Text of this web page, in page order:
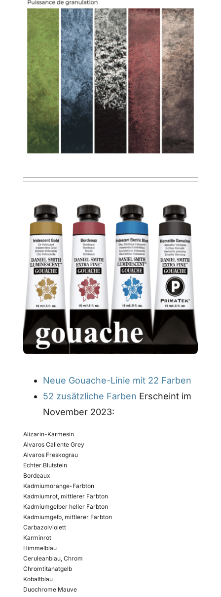
Neue Gouache-Linie mit 22 Farben
52 zusätzliche Farben Erscheint im
November 2023:
Alizarin-Karmesin
Alvaros Caliente Grey
Alvaros Freskograu
Echter Blutstein
Bordeaux
Kadmiumorange-Farbton
Kadmiumrot, mittlerer Farbton
Kadmiumgelber heller Farbton
Kadmiumgelb, mittlerer Farbton
Carbazolviolett
Karminrot
Himmelblau
Ceruleanblau, Chrom
Chromtitanatgelb
Kobaltblau
Duochrome Mauve